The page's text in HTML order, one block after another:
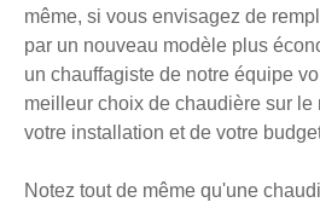
même, si vous envisagez de
par un nouveau modèle plus
un chauffagiste de notre équipe
meilleur choix de chaudière sur le
votre installation et de votre
Notez tout de même qu'une